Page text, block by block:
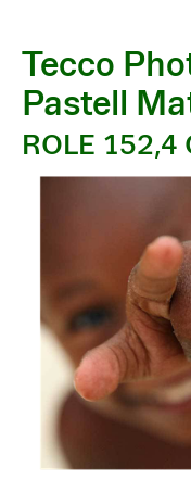
Tecco
Pastell
ROLE 152,4